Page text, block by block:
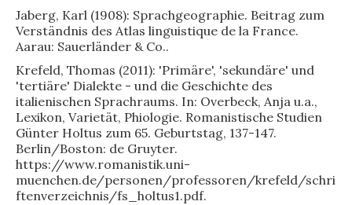
Jaberg, Karl (1908): Sprachgeographie. Beitrag zum
Verständnis des Atlas linguistique de la France.
Aarau: Sauerländer & Co..
Krefeld, Thomas (2011): 'Primäre', 'sekundäre' und
'tertiäre' Dialekte - und die Geschichte des
italienischen Sprachraums. In: Overbeck, Anja u.a.,
Lexikon, Varietät, Phiologie. Romanistische Studien
Günter Holtus zum 65. Geburtstag, 137-147.
Berlin/Boston: de Gruyter.
https://www.romanistik.uni-
muenchen.de/personen/professoren/krefeld/schri
ftenverzeichnis/fs_holtus1.pdf.